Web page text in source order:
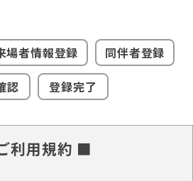
場者情報登録
同伴者登録
認
登録完了
利用規約 ■